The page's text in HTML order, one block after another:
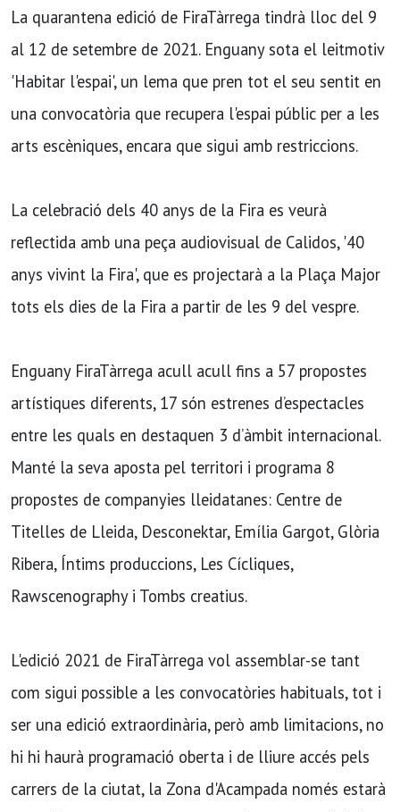
La quarantena edició de FiraTàrrega tindrà lloc del 9
al 12 de setembre de 2021. Enguany sota el leitmotiv
'Habitar l'espai', un lema que pren tot el seu sentit en
una convocatòria que recupera l'espai públic per a les
arts escèniques, encara que sigui amb restriccions.
La celebració dels 40 anys de la Fira es veurà
reflectida amb una peça audiovisual de Calidos, '40
anys vivint la Fira', que es projectarà a la Plaça Major
tots els dies de la Fira a partir de les 9 del vespre.
Enguany FiraTàrrega acull acull fins a 57 propostes
artístiques diferents, 17 són estrenes d’espectacles
entre les quals en destaquen 3 d’àmbit internacional.
Manté la seva aposta pel territori i programa 8
propostes de companyies lleidatanes: Centre de
Titelles de Lleida, Desconektar, Emília Gargot, Glòria
Ribera, Íntims produccions, Les Cícliques,
Rawscenography i Tombs creatius.
L'edició 2021 de FiraTàrrega vol assemblar-se tant
com sigui possible a les convocatòries habituals, tot i
ser una edició extraordinària, però amb limitacions, no
hi hi haurà programació oberta i de lliure accés pels
carrers de la ciutat, la Zona d'Acampada només estarà